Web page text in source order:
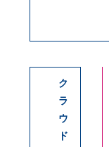
ク
ラ
ウ
ド